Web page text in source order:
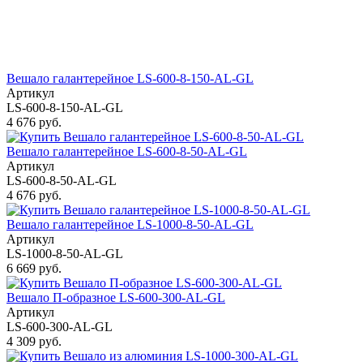
Вешало галантерейное LS-600-8-150-AL-GL
Артикул
LS-600-8-150-AL-GL
4 676 руб.
Вешало галантерейное LS-600-8-50-AL-GL
Артикул
LS-600-8-50-AL-GL
4 676 руб.
Вешало галантерейное LS-1000-8-50-AL-GL
Артикул
LS-1000-8-50-AL-GL
6 669 руб.
Вешало П-образное LS-600-300-AL-GL
Артикул
LS-600-300-AL-GL
4 309 руб.